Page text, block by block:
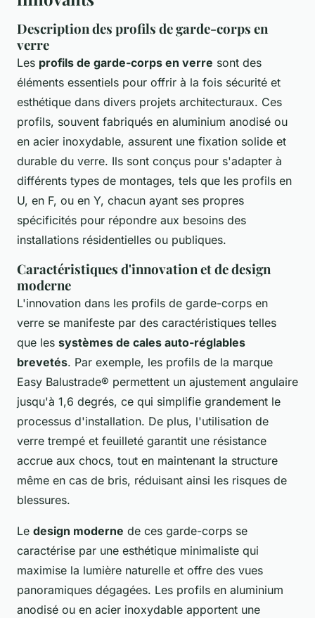
Description des profils de garde-corps en
verre
Les profils de garde-corps en verre sont des
éléments essentiels pour offrir à la fois sécurité et
esthétique dans divers projets architecturaux. Ces
profils, souvent fabriqués en aluminium anodisé ou
en acier inoxydable, assurent une fixation solide et
durable du verre. Ils sont conçus pour s'adapter à
différents types de montages, tels que les profils en
U, en F, ou en Y, chacun ayant ses propres
spécificités pour répondre aux besoins des
installations résidentielles ou publiques.
Caractéristiques d'innovation et de design
moderne
L'innovation dans les profils de garde-corps en
verre se manifeste par des caractéristiques telles
que les systèmes de cales auto-réglables
brevetés. Par exemple, les profils de la marque
Easy Balustrade® permettent un ajustement angulaire
jusqu'à 1,6 degrés, ce qui simplifie grandement le
processus d'installation. De plus, l'utilisation de
verre trempé et feuilleté garantit une résistance
accrue aux chocs, tout en maintenant la structure
même en cas de bris, réduisant ainsi les risques de
blessures.
Le design moderne de ces garde-corps se
caractérise par une esthétique minimaliste qui
maximise la lumière naturelle et offre des vues
panoramiques dégagées. Les profils en aluminium
anodisé ou en acier inoxydable apportent une